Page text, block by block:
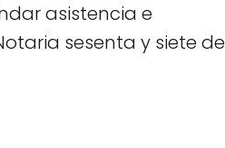
asistencia e
sesenta y siete de